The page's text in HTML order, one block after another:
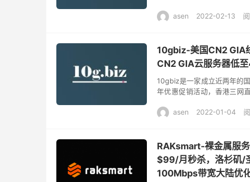
asen 2022-02-13
10gbiz-美国CN2 GIA
CN2 GIA云服务器低
10gbiz是一家成立近两年的
年优惠促销活动，香港三网
asen 2022-01-04
RAKsmart-裸金属服
$99/月秒杀，洛杉矶/
100Mbps带宽大陆优